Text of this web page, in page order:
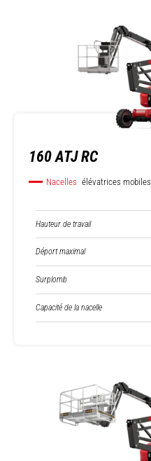
160 ATJ RC
Nacelles élévatrices mobiles
Hauteur de travail
Déport maximal
Surplomb
Capacité de la nacelle